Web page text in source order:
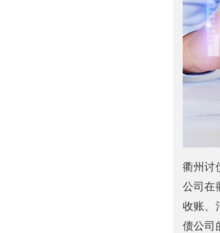
衢州讨
公司在
收账、
债公司